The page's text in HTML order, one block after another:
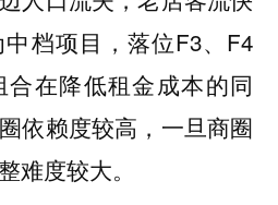
档项目，落位F3、F4
在降低租金成本的同
依赖度较高，一旦商圈
难度较大。